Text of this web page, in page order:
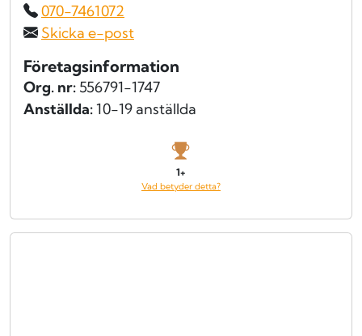
070-7461072
Skicka e-post
Företagsinformation
Org. nr: 556791-1747
Anställda:10-19 anställda
1+
Vad betyder detta?